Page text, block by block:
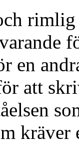
en
att
kräver